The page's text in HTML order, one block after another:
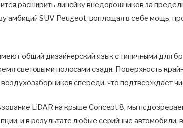
расширить линейку внедорожников за
амбиций SUV Peugeot, воплощая в себе мощь,
общий дизайнерский язык с типичными для
световыми полосами сзади. Поверхность
воздухозаборников спереди, что подтверждает
LiDAR на крыше Concept 8, мы
и в результате любые серийные автомобили,